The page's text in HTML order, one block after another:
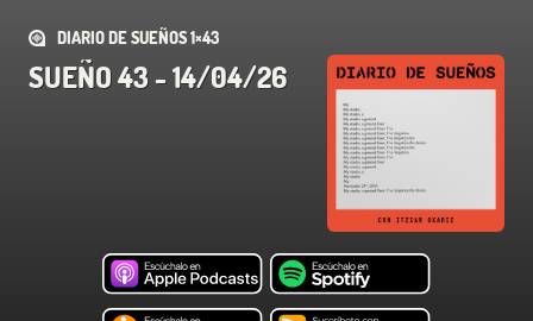
DIARIO DE SUEÑOS 1×43
SUEÑO 43 - 14/04/26